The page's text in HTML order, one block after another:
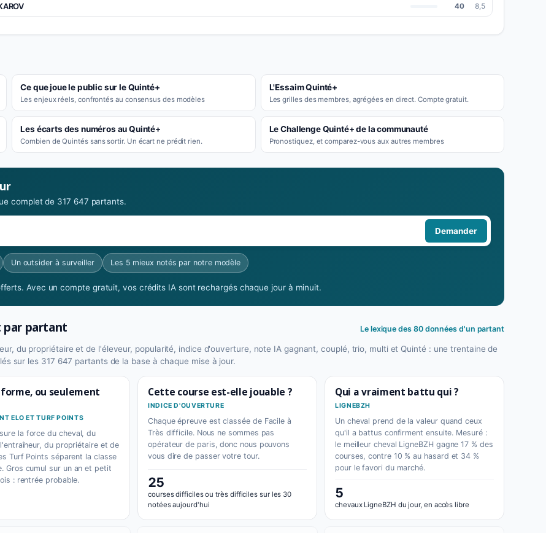
40 8,5
Ce que joue le public sur le Quinté+
Les enjeux réels, confrontés au consensus des modèles
L'Essaim Quinté+
Les grilles des membres, agrégées en direct. Compte gratuit.
Les écarts des numéros au Quinté+
Combien de Quintés sans sortir. Un écart ne prédit rien.
Le Challenge Quinté+ de la communauté
Pronostiquez, et comparez-vous aux autres membres
complet de 317 647 partants.
Demander
Un outsider à surveiller Les 5 mieux notés par notre modèle
Avec un compte gratuit, vos crédits IA sont rechargés chaque jour à minuit.
par partant Le lexique des 80 données d'un partant
du propriétaire et de l'éleveur, popularité, indice d'ouverture, note IA gagnant, couplé, trio, multi et Quinté : une trentaine de
sur les 317 647 partants de la base à chaque mise à jour.
ou seulement
ELO ET TURF POINTS
la force du cheval, du
du propriétaire et de
Turf Points séparent la classe
Gros cumul sur un an et petit
: rentrée probable.
Cette course est-elle jouable ?
INDICE D'OUVERTURE
Chaque épreuve est classée de Facile à
Très difficile. Nous ne sommes pas
opérateur de paris, donc nous pouvons
vous dire de passer votre tour.
25
courses difficiles ou très difficiles sur les 30
notées aujourd'hui
Qui a vraiment battu qui ?
LIGNEBZH
Un cheval prend de la valeur quand ceux
qu'il a battus confirment ensuite. Mesuré :
le meilleur cheval LigneBZH gagne 17 % des
courses, contre 10 % au hasard et 34 %
pour le favori du marché.
5
chevaux LigneBZH du jour, en accès libre